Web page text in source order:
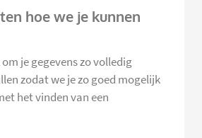
hoe we je kunnen
je gegevens zo volledig
zodat we je zo goed mogelijk
het vinden van een